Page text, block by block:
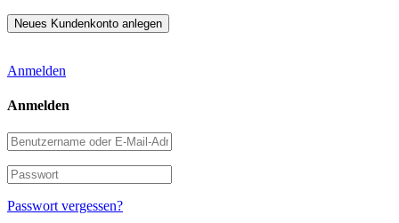
Anmelden
Anmelden
Benutzername
oder
E-
Mail-
Adresse
Passwort
Passwort vergessen?